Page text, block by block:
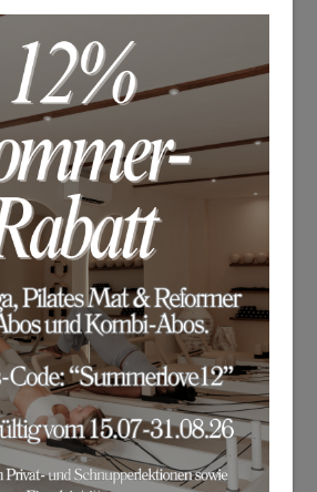
meine Begeisterung für
ich mir schließlich einen
eröffnete mein eigenes
und Vertiefungen sind
Ich bin stets daran
Wissen zu erweitern, damit
und Schüler bestmöglich
können.
meinen Traum verwirklichen